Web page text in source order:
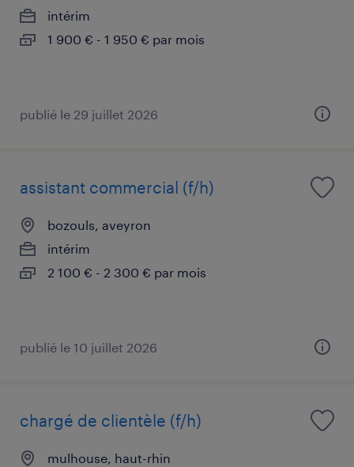
intérim
1 900 € - 1 950 € par mois
publié le 29 juillet 2026
assistant commercial (f/h)
bozouls, aveyron
intérim
2 100 € - 2 300 € par mois
publié le 10 juillet 2026
chargé de clientèle (f/h)
mulhouse, haut-rhin